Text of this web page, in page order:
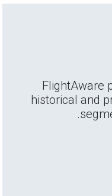
FlightAware
historical and